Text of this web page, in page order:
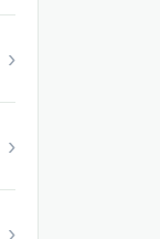
›
›
›